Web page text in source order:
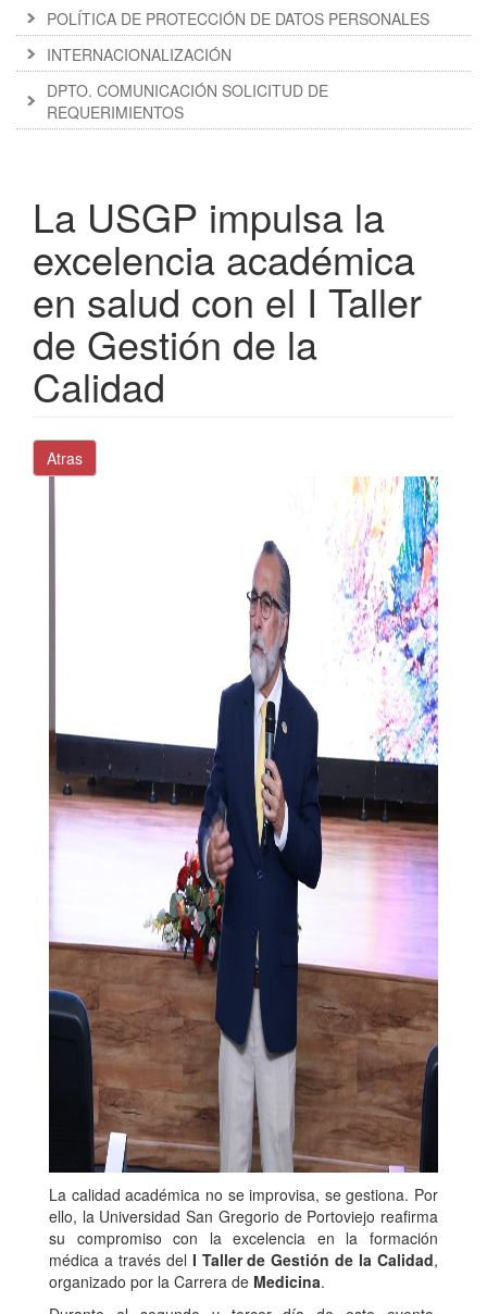
POLÍTICA DE PROTECCIÓN DE DATOS PERSONALES
INTERNACIONALIZACIÓN
DPTO. COMUNICACIÓN SOLICITUD DE
REQUERIMIENTOS
La USGP impulsa la
excelencia académica
en salud con el I Taller
de Gestión de la
Calidad
Atras
La calidad académica no se improvisa, se gestiona. Por
ello, la Universidad San Gregorio de Portoviejo reafirma
su compromiso con la excelencia en la formación
médica a través del I Taller de Gestión de la Calidad,
organizado por la Carrera de Medicina.